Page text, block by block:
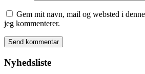
Gem mit navn, mail og websted i
jeg kommenterer.
Nyhedsliste